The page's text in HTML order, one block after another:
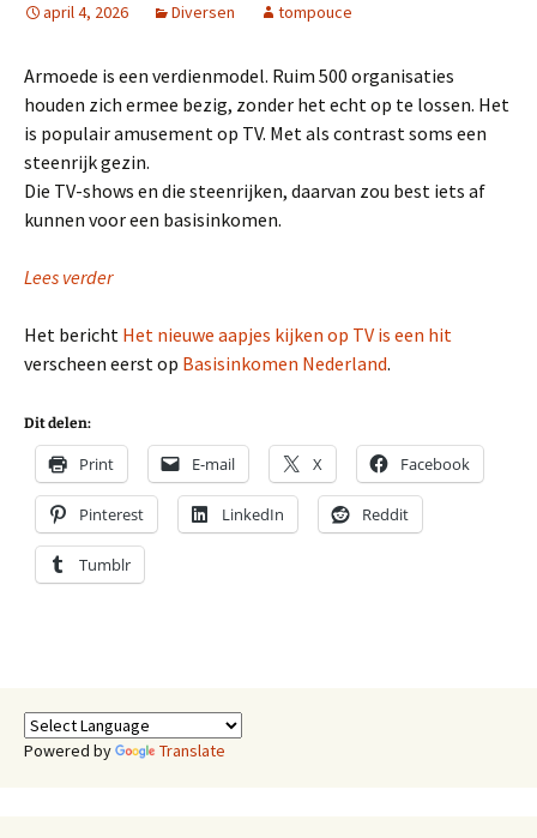
april 4, 2026 Diversen tompouce
Armoede is een verdienmodel. Ruim 500 organisaties
houden zich ermee bezig, zonder het echt op te lossen. Het
is populair amusement op TV. Met als contrast soms een
steenrijk gezin.
Die TV-shows en die steenrijken, daarvan zou best iets af
kunnen voor een basisinkomen.
Lees verder
Het bericht Het nieuwe aapjes kijken op TV is een hit
verscheen eerst op Basisinkomen Nederland.
Dit delen:
Print E-mail X Facebook
Pinterest LinkedIn Reddit
Tumblr
Powered by Translate